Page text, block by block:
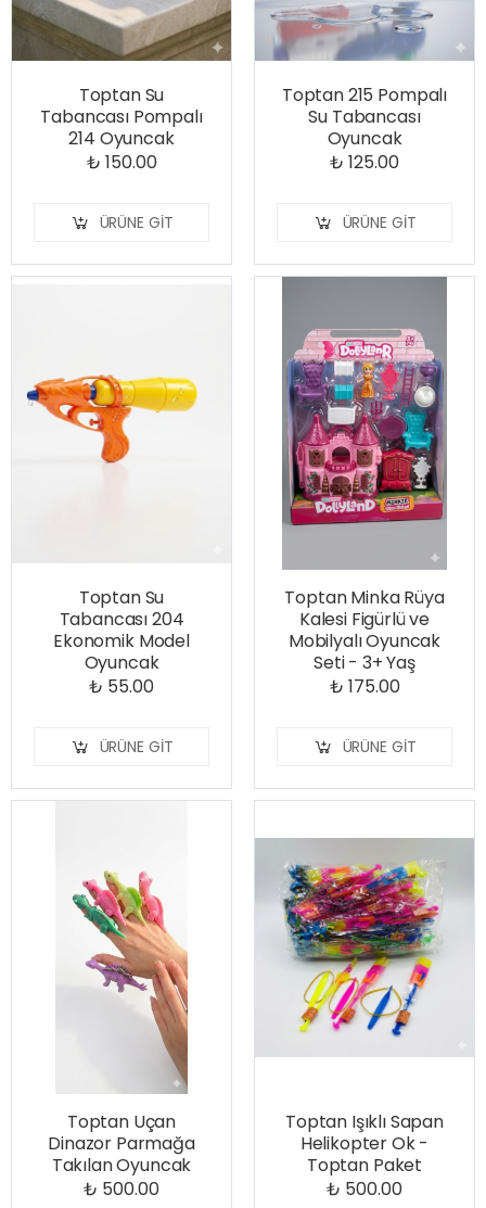
Toptan Su
Tabancası Pompalı
214 Oyuncak
₺ 150.00
ÜRÜNE GIT
Toptan 215 Pompalı
Su Tabancası
Oyuncak
₺ 125.00
ÜRÜNE GIT
Toptan Su
Tabancası 204
Ekonomik Model
Oyuncak
₺ 55.00
ÜRÜNE GIT
Toptan Minka Rüya
Kalesi Figürlü ve
Mobilyalı Oyuncak
Seti - 3+ Yaş
₺ 175.00
ÜRÜNE GIT
Toptan Uçan
Dinazor Parmağa
Takılan Oyuncak
₺ 500.00
Toptan Işıklı Sapan
Helikopter Ok -
Toptan Paket
₺ 500.00